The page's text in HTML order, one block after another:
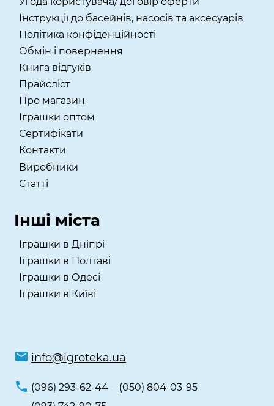
Інструкції до басейнів, насосів та аксесуарів
Політика конфіденційності
Обмін і повернення
Книга відгуків
Прайсліст
Про магазин
Іграшки оптом
Сертифікати
Контакти
Виробники
Статті
Інші міста
Іграшки в Дніпрі
Іграшки в Полтаві
Іграшки в Одесі
Іграшки в Київі
info@igroteka.ua
(096) 293-62-44
(050) 804-03-95